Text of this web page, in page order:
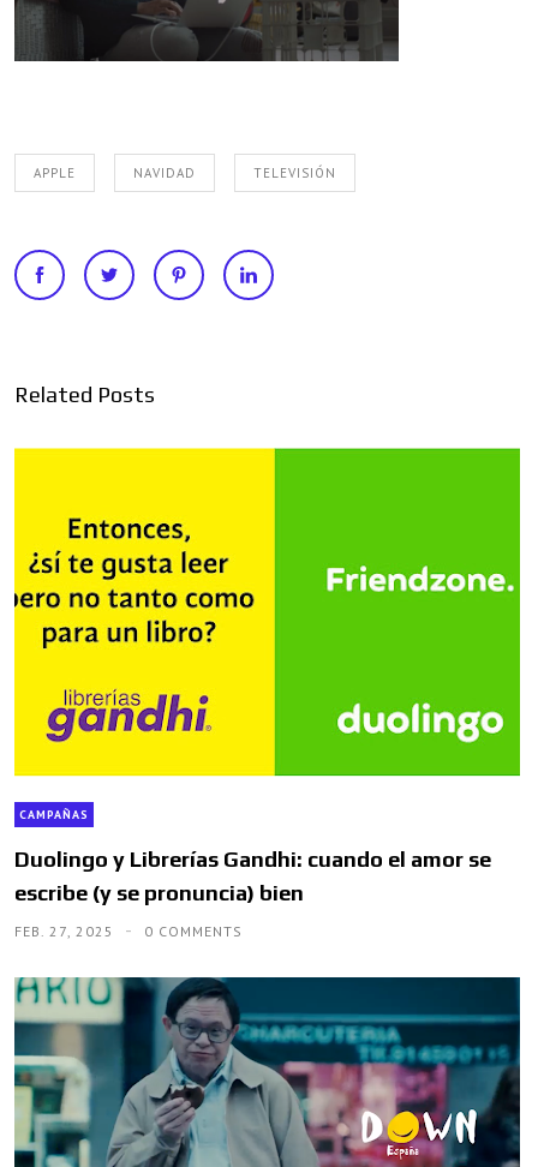
APPLE NAVIDAD TELEVISIÓN
Related Posts
CAMPAÑAS
Duolingo y Librerías Gandhi: cuando el amor se
escribe (y se pronuncia) bien
FEB. 27, 2025 0 COMMENTS